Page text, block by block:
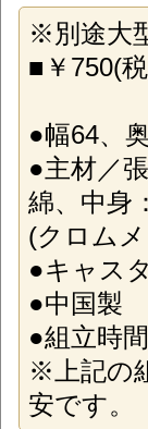
※別途大
■￥750(
●幅64、
●主材／
綿、中身
(クロム
●キャス
●中国製
●組立時
※上記の
安です。